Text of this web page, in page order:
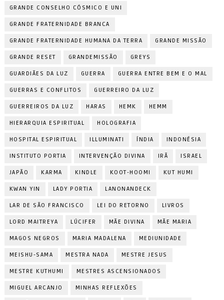
GRANDE CONSELHO CÓSMICO E UNI
GRANDE FRATERNIDADE BRANCA
GRANDE FRATERNIDADE HUMANA DA TERRA GRANDE MISSÃO
GRANDE RESET GRANDEMISSÃO GREYS
GUARDIÃES DA LUZ GUERRA GUERRA ENTRE BEM E O MAL
GUERRAS E CONFLITOS GUERREIRO DA LUZ
GUERREIROS DA LUZ HARAS HEMK HEMM
HIERARQUIA ESPIRITUAL HOLOGRAFIA
HOSPITAL ESPIRITUAL ILLUMINATI ÍNDIA INDONÉSIA
INSTITUTO PORTIA INTERVENÇÃO DIVINA IRÃ ISRAEL
JAPÃO KARMA KINDLE KOOT-HOOMI KUT HUMI
KWAN YIN LADY PORTIA LANONANDECK
LAR DE SÃO FRANCISCO LEI DO RETORNO LIVROS
LORD MAITREYA LÚCIFER MÃE DIVINA MÃE MARIA
MAGOS NEGROS MARIA MADALENA MEDIUNIDADE
MEISHU-SAMA MESTRA NADA MESTRE JESUS
MESTRE KUTHUMI MESTRES ASCENSIONADOS
MIGUEL ARCANJO MINHAS REFLEXÕES